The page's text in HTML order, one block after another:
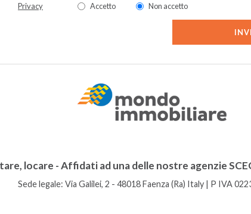
Privacy Accetto Non accetto
locare - Affidati ad una delle nostre agenzie
Sede legale: Via Galilei, 2 - 48018 Faenza (Ra) Italy | P IVA